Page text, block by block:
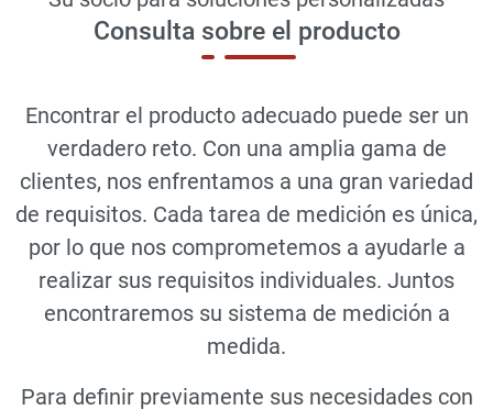
Consulta sobre el producto
Encontrar el producto adecuado puede ser un
verdadero reto. Con una amplia gama de
clientes, nos enfrentamos a una gran variedad
de requisitos. Cada tarea de medición es única,
por lo que nos comprometemos a ayudarle a
realizar sus requisitos individuales. Juntos
encontraremos su sistema de medición a
medida.
Para definir previamente sus necesidades con